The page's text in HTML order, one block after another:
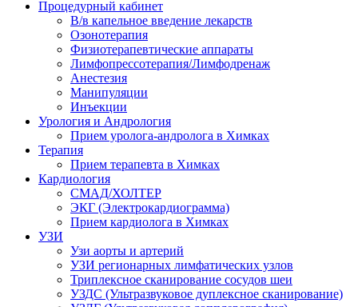
Процедурный кабинет
В/в капельное введение лекарств
Озонотерапия
Физиотерапевтические аппараты
Лимфопрессотерапия/Лимфодренаж
Анестезия
Манипуляции
Инъекции
Урология и Андрология
Прием уролога-андролога в Химках
Терапия
Прием терапевта в Химках
Кардиология
СМАД/ХОЛТЕР
ЭКГ (Электрокардиограмма)
Прием кардиолога в Химках
УЗИ
Узи аорты и артерий
УЗИ регионарных лимфатических узлов
Триплексное сканирование сосудов шеи
УЗДС (Ультразвуковое дуплексное сканирование)